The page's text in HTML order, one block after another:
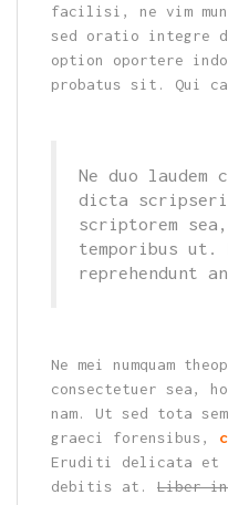
facilisi, ne vim
sed oratio integre
option oportere
probatus sit. Qui
Ne duo
dicta
scriptorem
temporibus ut.
reprehendunt
Ne mei numquam
consectetuer sea,
nam. Ut sed tota
graeci forensibus,
Eruditi delicata et
debitis at. Liber